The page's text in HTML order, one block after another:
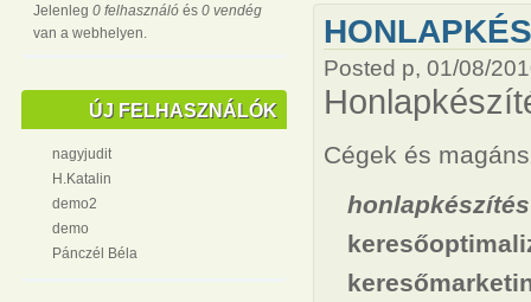
Jelenleg 0 felhasználó és 0 vendég
van a webhelyen.
ÚJ FELHASZNÁLÓK
nagyjudit
H.Katalin
demo2
demo
Pánczél Béla
Posted p, 01/08/
Cégek és
honlapkészítés